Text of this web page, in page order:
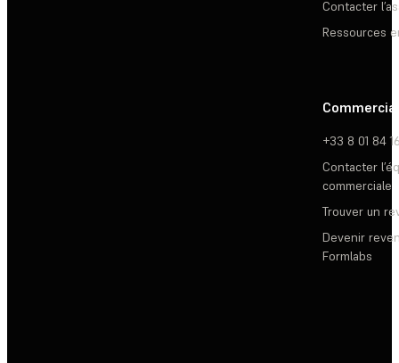
Contacter
Ressources
Commercial
+33 8 01 84
Contacter
commerciale
Trouver un
Devenir
Formlabs